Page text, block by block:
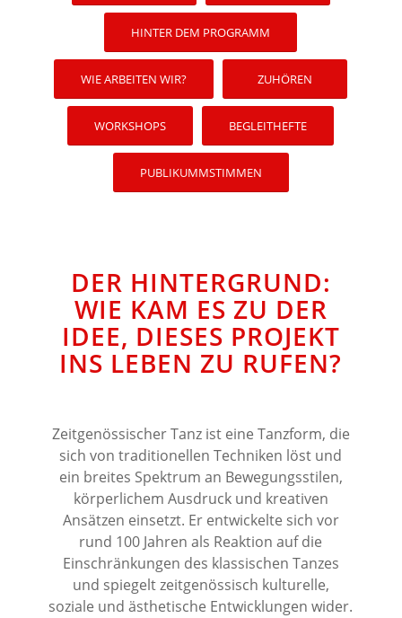
HINTER DEM PROGRAMM
WIE ARBEITEN WIR? ZUHÖREN
WORKSHOPS BEGLEITHEFTE
PUBLIKUMMSTIMMEN
DER HINTERGRUND:
WIE KAM ES ZU DER
IDEE, DIESES PROJEKT
INS LEBEN ZU RUFEN?
Zeitgenössischer Tanz ist eine Tanzform, die
sich von traditionellen Techniken löst und
ein breites Spektrum an Bewegungsstilen,
körperlichem Ausdruck und kreativen
Ansätzen einsetzt. Er entwickelte sich vor
rund 100 Jahren als Reaktion auf die
Einschränkungen des klassischen Tanzes
und spiegelt zeitgenössisch kulturelle,
soziale und ästhetische Entwicklungen wider.